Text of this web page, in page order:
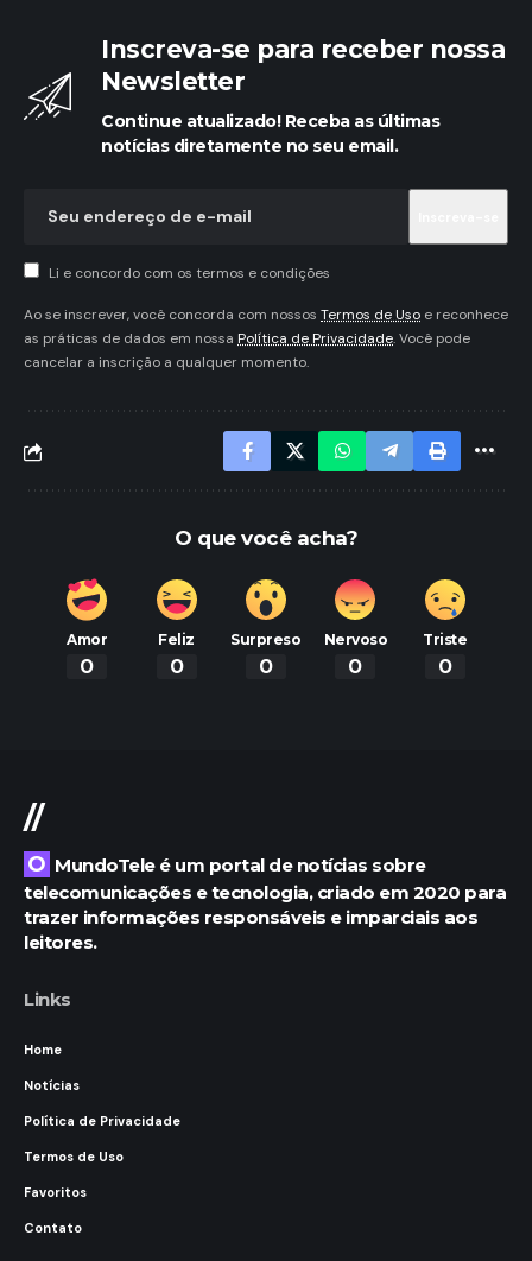
Inscreva-se para receber nossa
Newsletter
Continue atualizado! Receba as últimas
notícias diretamente no seu email.
Li e concordo com os termos e condições
Ao se inscrever, você concorda com nossos Termos de Uso e reconhece
as práticas de dados em nossa Política de Privacidade. Você pode
cancelar a inscrição a qualquer momento.
O que você acha?
Amor
0
Feliz
0
Surpreso
0
Nervoso
0
Triste
0
//
O MundoTele é um portal de notícias sobre
telecomunicações e tecnologia, criado em 2020 para
trazer informações responsáveis e imparciais aos
leitores.
Links
Home
Notícias
Política de Privacidade
Termos de Uso
Favoritos
Contato